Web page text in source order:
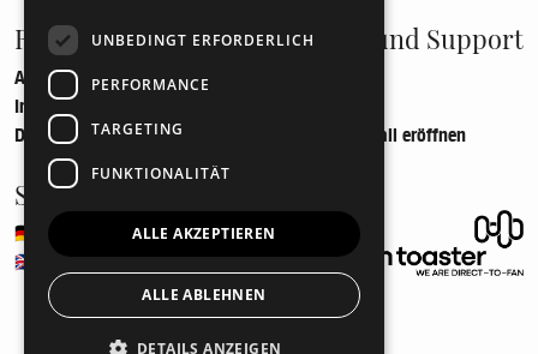
Recht und Ordnung
AGB
Impressum
Datenschutz
Hilfe und Support
Supportfall eröffnen
Sprache
🇩🇪
Deutsch
🇬🇧
Englisch
UNBEDINGT ERFORDERLICH
PERFORMANCE
TARGETING
FUNKTIONALITÄT
ALLE AKZEPTIEREN
ALLE ABLEHNEN
DETAILS ANZEIGEN